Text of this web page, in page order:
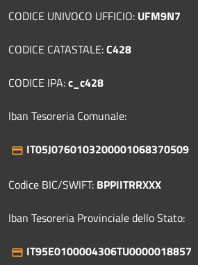
CODICE UNIVOCO UFFICIO: UFM9N7
CODICE CATASTALE:C428
CODICE IPA:c_c428
Iban Tesoreria Comunale:
IT05J0760103200001068370509
Codice BIC/SWIFT: BPPIITRRXXX
Iban Tesoreria Provinciale dello Stato:
IT95E0100004306TU0000018857